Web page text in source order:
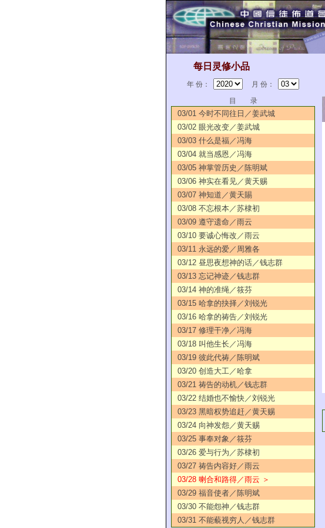
每日灵修小品
年 份：
月 份：
目 录
03/01 今时不同往日／姜武城
03/02 眼光改变／姜武城
03/03 什么是福／冯海
03/04 就当感恩／冯海
03/05 神掌管历史／陈明斌
03/06 神实在看见／黄天赐
03/07 神知道／黄天賜
03/08 不忘根本／苏棣初
03/09 遵守遗命／雨云
03/10 要诚心悔改／雨云
03/11 永远的爱／周雅各
03/12 昼思夜想神的话／钱志群
03/13 忘记神迹／钱志群
03/14 神的准绳／筱芬
03/15 哈拿的抉择／刘锐光
03/16 哈拿的祷告／刘锐光
03/17 修理干净／冯海
03/18 叫他生长／冯海
03/19 彼此代祷／陈明斌
03/20 创造大工／哈拿
03/21 祷告的动机／钱志群
03/22 结婚也不愉快／刘锐光
03/23 黑暗权势追赶／黄天赐
03/24 向神发怨／黄天赐
03/25 事奉对象／筱芬
03/26 爱与行为／苏棣初
03/27 祷告内容好／雨云
03/28 喇合和路得／雨云 ＞
03/29 福音使者／陈明斌
03/30 不能怨神／钱志群
03/31 不能藐视穷人／钱志群